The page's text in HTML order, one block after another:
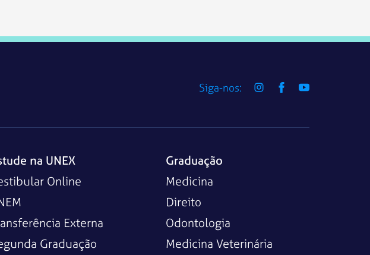
Siga-nos:
na UNEX
Online
Externa
Graduação
Graduação
Medicina
Direito
Odontologia
Medicina Veterinária